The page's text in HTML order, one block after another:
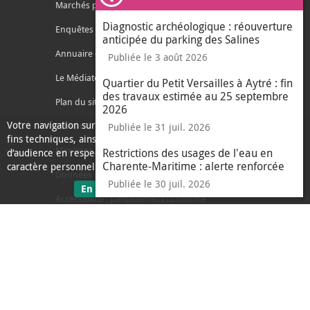
Votre navigation sur ce site nécessite l’usage de cookies pour des
fins techniques, ainsi que des cookies anonymisés de mesure
d’audience en respect de la législation relative aux données à
caractère personnel.
En savoir plussur les données personnelles
J'ai compris
le message
Diagnostic archéologique : réouverture
anticipée du parking des Salines
Publiée le 3 août 2026
Quartier du Petit Versailles à Aytré : fin
des travaux estimée au 25 septembre
2026
Publiée le 31 juil. 2026
Restrictions des usages de l'eau en
Charente-Maritime : alerte renforcée
Publiée le 30 juil. 2026
Marchés publics
Enquêtes publiques
Annuaire des services
Le Médiateur de l'Agglo
Plan du site
Contacter l'agglo
Mentions légales
Accessibilité : partiellement conforme